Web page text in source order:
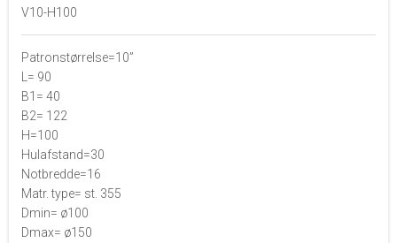
V10-H100
Patronstørrelse=10”
L= 90
B1= 40
B2= 122
H=100
Hulafstand=30
Notbredde=16
Matr. type= st. 355
Dmin= ø100
Dmax= ø150